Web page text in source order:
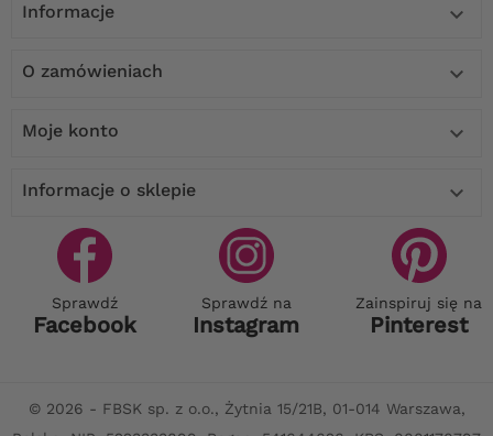
Informacje 
O zamówieniach 
Moje konto 
Informacje o sklepie 
Sprawdź
Facebook
Sprawdź na
Instagram
Zainspiruj się na
Pinterest
© 2026 - FBSK sp. z o.o., Żytnia 15/21B, 01-014 Warszawa,